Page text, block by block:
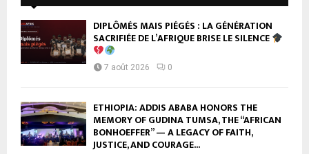
DIPLÔMÉS MAIS PIÉGÉS : LA GÉNÉRATION
SACRIFIÉE DE L’AFRIQUE BRISE LE SILENCE
7 août 2026 0
ETHIOPIA: ADDIS ABABA HONORS THE
MEMORY OF GUDINA TUMSA, THE “AFRICAN
BONHOEFFER” — A LEGACY OF FAITH,
JUSTICE, AND COURAGE...